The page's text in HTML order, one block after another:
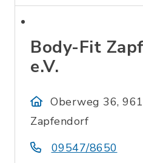
Body-Fit
e.V.
Oberweg 36,
Zapfendorf
09547/8650